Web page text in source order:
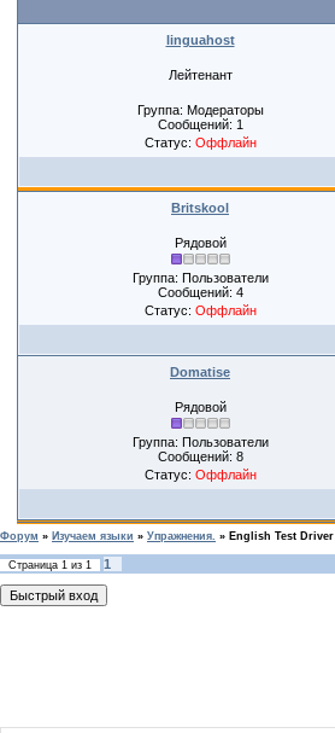
linguahost
Лейтенант
Группа: Модераторы
Сообщений: 1
Статус: Оффлайн
Britskool
Рядовой
Группа: Пользователи
Сообщений: 4
Статус: Оффлайн
Domatise
Рядовой
Группа: Пользователи
Сообщений: 8
Статус: Оффлайн
Форум » Изучаем языки » Упражнения. » English Test Driver
Страница 1 из 1
1